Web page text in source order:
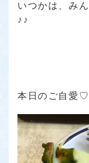
いつかは、み
♪♪
本日のご自愛♡